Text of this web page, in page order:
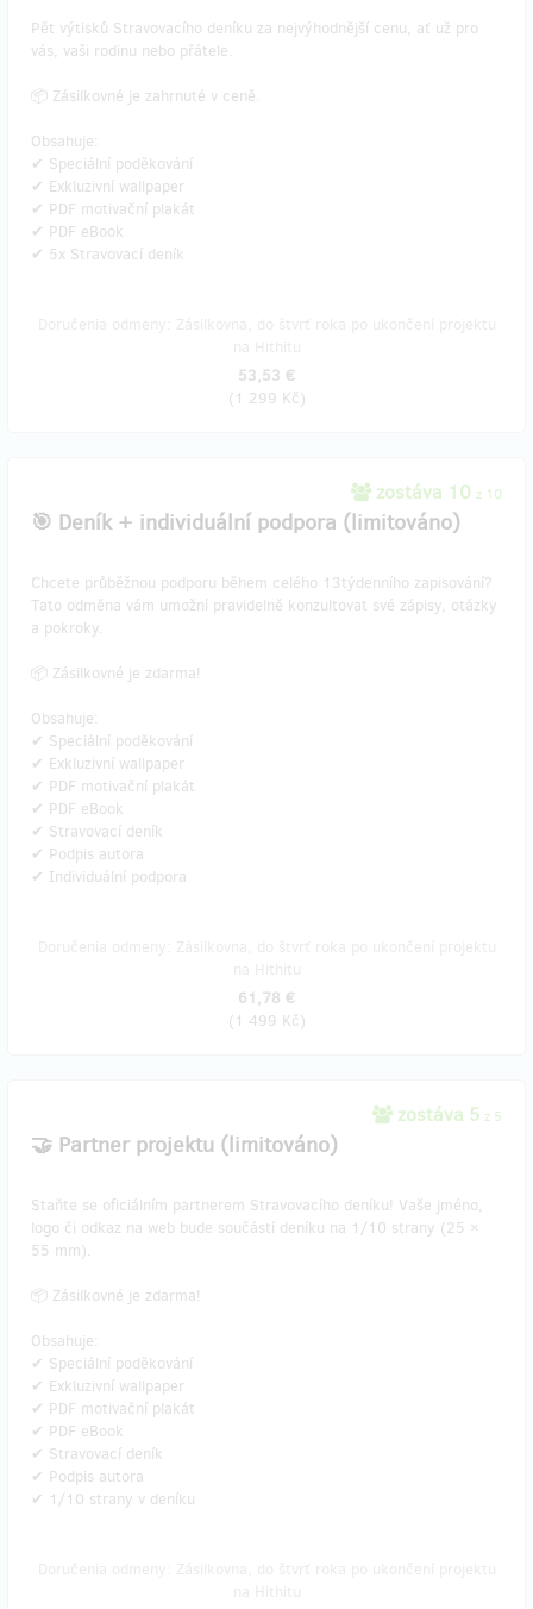
Pět výtisků Stravovacího deníku za nejvýhodnější cenu, ať už pro
vás, vaši rodinu nebo přátele.
📦 Zásilkovné je zahrnuté v ceně.
Obsahuje:
✔ Speciální poděkování
✔ Exkluzivní wallpaper
✔ PDF motivační plakát
✔ PDF eBook
✔ 5x Stravovací deník
53,53 €
(1 299 Kč)
zostáva 10 z 10
🎯 Deník + individuální podpora (limitováno)
Chcete průběžnou podporu během celého 13týdenního zapisování?
Tato odměna vám umožní pravidelně konzultovat své zápisy, otázky
a pokroky.
📦 Zásilkovné je zdarma!
Obsahuje:
✔ Speciální poděkování
✔ Exkluzivní wallpaper
✔ PDF motivační plakát
✔ PDF eBook
✔ Stravovací deník
✔ Podpis autora
✔ Individuální podpora
61,78 €
(1 499 Kč)
zostáva 5 z 5
🤝 Partner projektu (limitováno)
Staňte se oficiálním partnerem Stravovacího deníku! Vaše jméno,
logo či odkaz na web bude součástí deníku na 1/10 strany (25 ×
55 mm).
📦 Zásilkovné je zdarma!
Obsahuje:
✔ Speciální poděkování
✔ Exkluzivní wallpaper
✔ PDF motivační plakát
✔ PDF eBook
✔ Stravovací deník
✔ Podpis autora
✔ 1/10 strany v deníku